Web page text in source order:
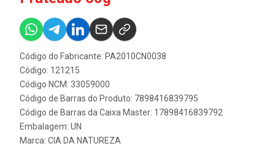
Código do Fabricante: PA2010CN0038
Código: 121215
Código NCM: 33059000
Código de Barras do Produto: 7898416839795
Código de Barras da Caixa Master: 17898416839792
Embalagem: UN
Marca: CIA DA NATUREZA